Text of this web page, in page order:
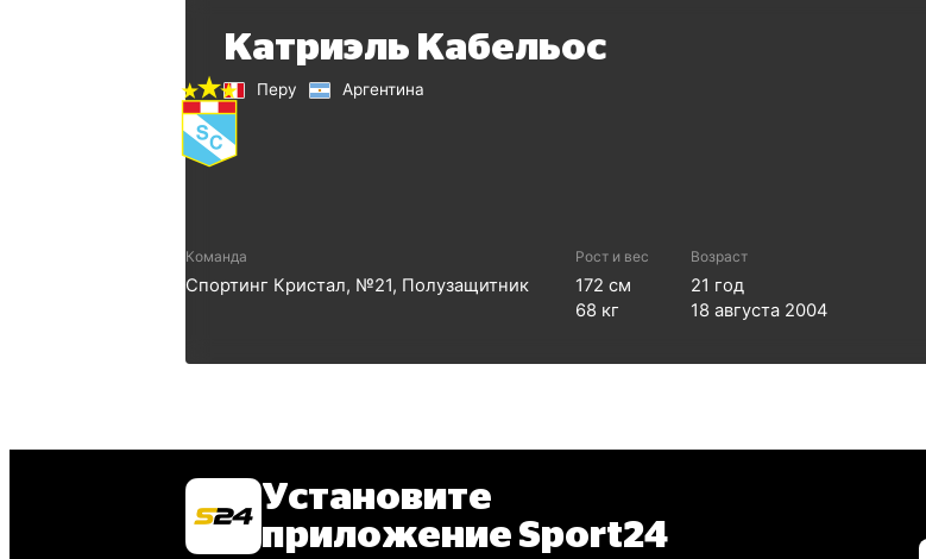
Катриэль Кабельос
Перу Аргентина
Команда
Спортинг Кристал, №21, Полузащитник
Рост и вес
172 см
68 кг
Возраст
21 год
18 августа 2004
Установите
приложение Sport24